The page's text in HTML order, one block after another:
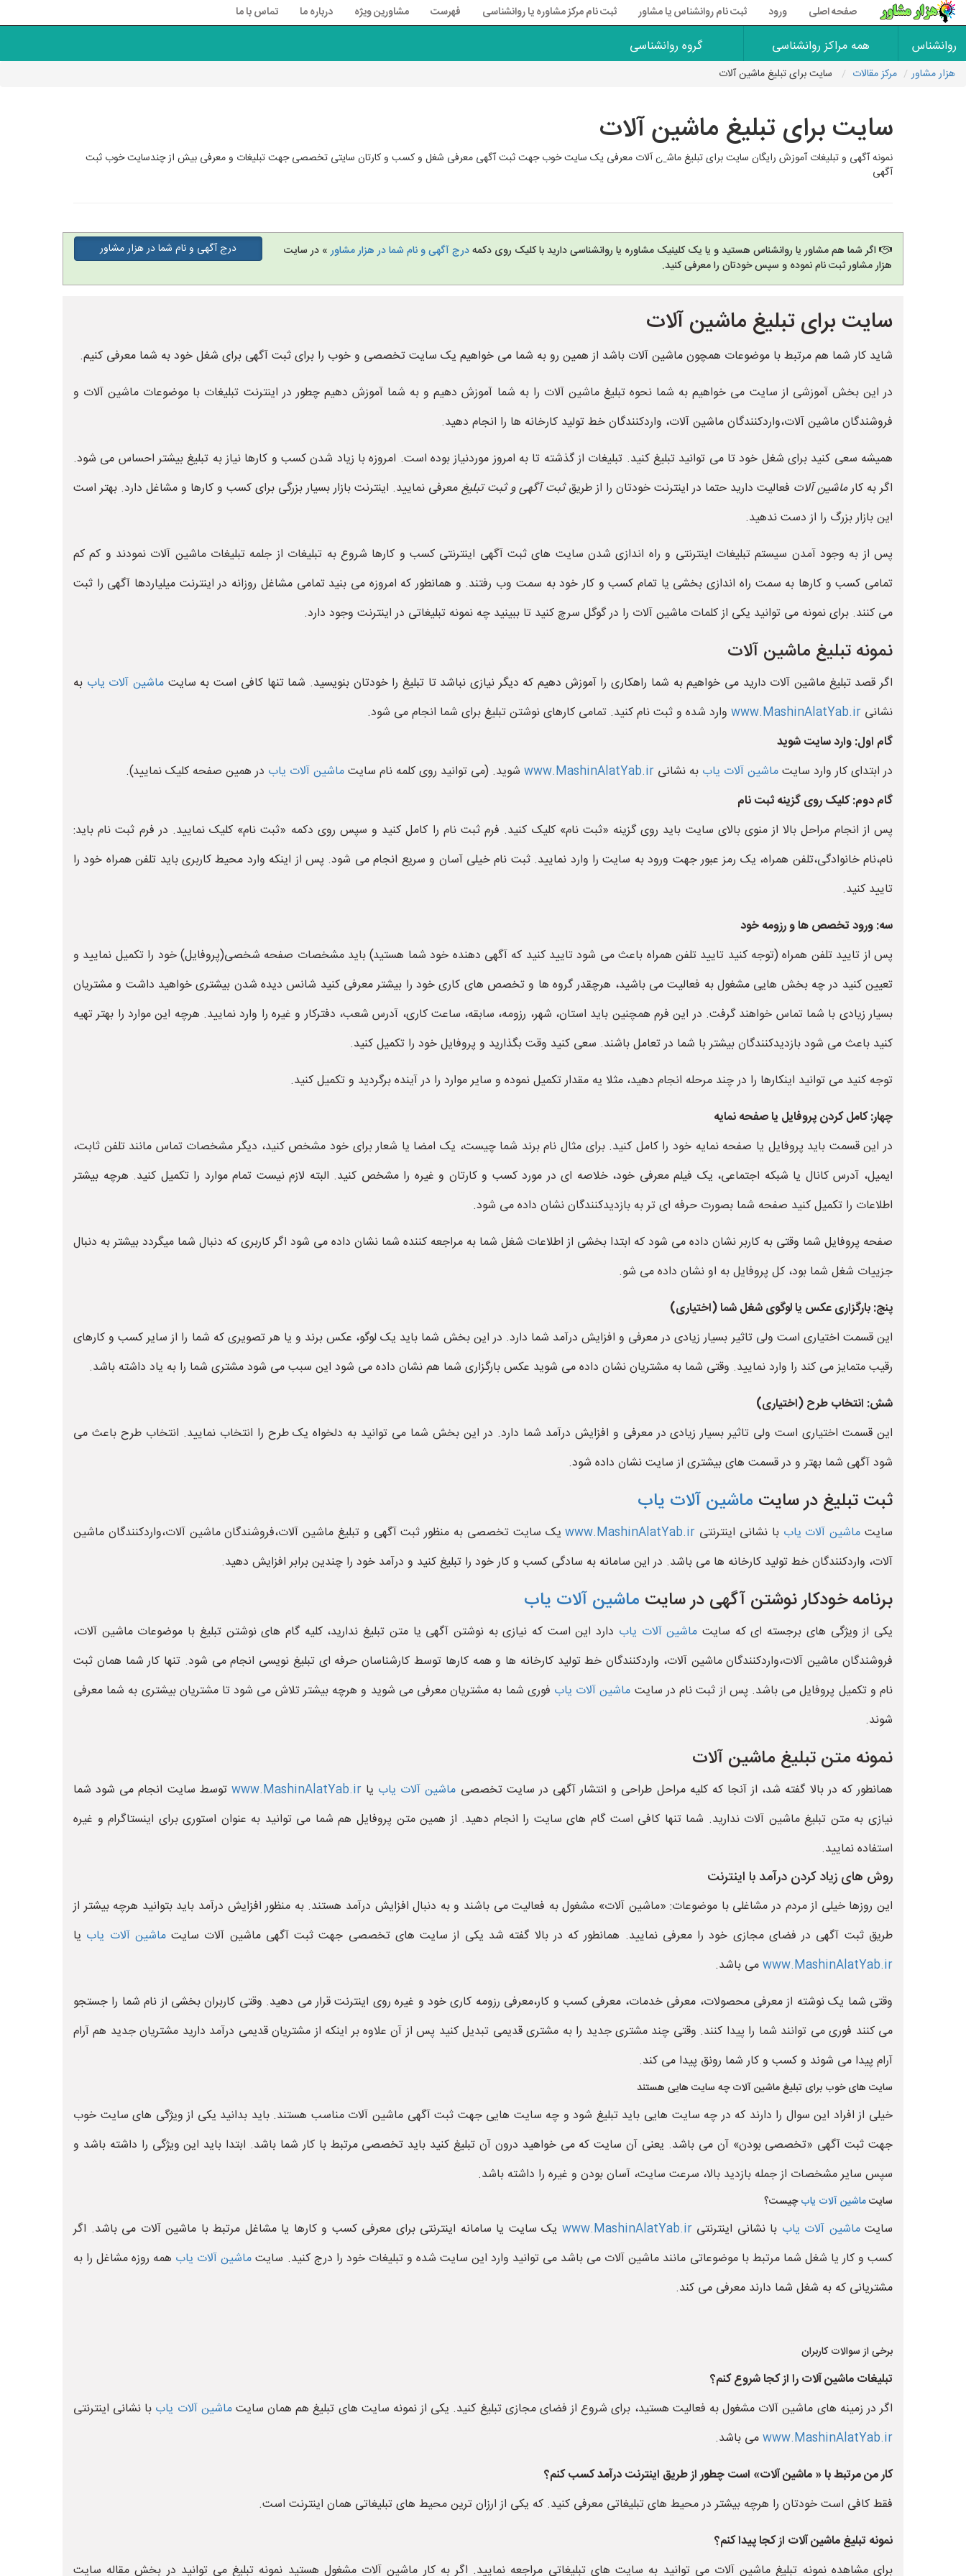
صفحه اصلی ورود ثبت نام روانشناس یا مشاور ثبت نام مرکز مشاوره یا روانشناسی فهرست مشاورین ویژه درباره ما تماس با ما
روانشناس همه مراکز روانشناسی گروه روانشناسی
هزار مشاور مرکز مقالات سایت برای تبلیغ ماشین آلات
سایت برای تبلیغ ماشین آلات
نمونه آگهی و تبلیغات آموزش رایگان سایت برای تبلیغ ماشین آلات معرفی یک سایت خوب جهت ثبت آگهی معرفی شغل و کسب و کارتان سایتی تخصصی جهت تبلیغات و معرفی بیش از چندسایت خوب ثبت
آگهی
اگر شما هم مشاور یا روانشناس هستید و یا یک کلینیک مشاوره یا روانشناسی دارید با کلیک روی دکمهدرج آگهی و نام شما در هزار مشاور» در سایت
هزار مشاور ثبت نام نموده و سپس خودتان را معرفی کنید.
درج آگهی و نام شما در هزار مشاور
سایت برای تبلیغ ماشین آلات
شاید کار شما هم مرتبط با موضوعات همچون ماشین آلات باشد از همین رو به شما می خواهیم یک سایت تخصصی و خوب را برای ثبت آگهی برای شغل خود به شما معرفی کنیم.
در این بخش آموزشی از سایت می خواهیم به شما نحوه تبلیغ ماشین آلات را به شما آموزش دهیم و به شما آموزش دهیم چطور در اینترنت تبلیغات با موضوعات ماشین آلات و
فروشندگان ماشین آلات،واردکنندگان ماشین آلات، واردکنندگان خط تولید کارخانه ها را انجام دهید.
همیشه سعی کنید برای شغل خود تا می توانید تبلیغ کنید. تبلیغات از گذشته تا به امروز موردنیاز بوده است. امروزه با زیاد شدن کسب و کارها نیاز به تبلیغ بیشتر احساس می شود.
اگر به کارماشین آلات فعالیت دارید حتما در اینترنت خودتان را از طریقثبت آگهی و ثبت تبلیغمعرفی نمایید. اینترنت بازار بسیار بزرگی برای کسب و کارها و مشاغل دارد. بهتر است
این بازار بزرگ را از دست ندهید.
پس از به وجود آمدن سیستم تبلیغات اینترنتی و راه اندازی شدن سایت های ثبت آگهی اینترنتی کسب و کارها شروع به تبلیغات از جلمه تبلیغات ماشین آلات نمودند و کم کم
تمامی کسب و کارها به سمت راه اندازی بخشی یا تمام کسب و کار خود به سمت وب رفتند. و همانطور که امروزه می بنید تمامی مشاغل روزانه در اینترنت میلیاردها آگهی را ثبت
می کنند. برای نمونه می توانید یکی از کلمات ماشین آلات را در گوگل سرچ کنید تا ببینید چه نمونه تبلیغاتی در اینترنت وجود دارد.
نمونه تبلیغ ماشین آلات
اگر قصد تبلیغ ماشین آلات دارید می خواهیم به شما راهکاری را آموزش دهیم که دیگر نیازی نباشد تا تبلیغ را خودتان بنویسید. شما تنها کافی است به سایت ماشین آلات یاب به
نشانی www.MashinAlatYab.ir وارد شده و ثبت نام کنید. تمامی کارهای نوشتن تبلیغ برای شما انجام می شود.
گام اول: وارد سایت شوید
در ابتدای کار وارد سایتماشین آلات یاب به نشانی www.MashinAlatYab.ir شوید. (می توانید روی کلمه نام سایتماشین آلات یاب در همین صفحه کلیک نمایید).
گام دوم: کلیک روی گزینه ثبت نام
پس از انجام مراحل بالا از منوی بالای سایت باید روی گزینه «ثبت نام» کلیک کنید. فرم ثبت نام را کامل کنید و سپس روی دکمه «ثبت نام» کلیک نمایید. در فرم ثبت نام باید:
نام،نام خانوادگی،تلفن همراه، یک رمز عبور جهت ورود به سایت را وارد نمایید. ثبت نام خیلی آسان و سریع انجام می شود. پس از اینکه وارد محیط کاربری باید تلفن همراه خود را
تایید کنید.
سه: ورود تخصص ها و رزومه خود
پس از تایید تلفن همراه (توجه کنید تایید تلفن همراه باعث می شود تایید کنید که آگهی دهنده خود شما هستید) باید مشخصات صفحه شخصی(پروفایل) خود را تکمیل نمایید و
تعیین کنید در چه بخش هایی مشغول به فعالیت می باشید، هرچقدر گروه ها و تخصص های کاری خود را بیشتر معرفی کنید شانس دیده شدن بیشتری خواهید داشت و مشتریان
بسیار زیادی با شما تماس خواهند گرفت. در این فرم همچنین باید استان، شهر، رزومه، سابقه، ساعت کاری، آدرس شعب، دفترکار و غیره را وارد نمایید. هرچه این موارد را بهتر تهیه
کنید باعث می شود بازدیدکنندگان بیشتر با شما در تعامل باشند. سعی کنید وقت بگذارید و پروفایل خود را تکمیل کنید.
توجه کنید می توانید اینکارها را در چند مرحله انجام دهید، مثلا یه مقدار تکمیل نموده و سایر موارد را در آینده برگردید و تکمیل کنید.
چهار: کامل کردن پروفایل یا صفحه نمایه
در این قسمت باید پروفایل یا صفحه نمایه خود را کامل کنید. برای مثال نام برند شما چیست، یک امضا یا شعار برای خود مشخص کنید، دیگر مشخصات تماس مانند تلفن ثابت،
ایمیل، آدرس کانال یا شبکه اجتماعی، یک فیلم معرفی خود، خلاصه ای در مورد کسب و کارتان و غیره را مشخص کنید. البته لازم نیست تمام موارد را تکمیل کنید. هرچه بیشتر
اطلاعات را تکمیل کنید صفحه شما بصورت حرفه ای تر به بازدیدکنندگان نشان داده می شود.
صفحه پروفایل شما وقتی به کاربر نشان داده می شود که ابتدا بخشی از اطلاعات شغل شما به مراجعه کننده شما نشان داده می شود اگر کاربری که دنبال شما میگردد بیشتر به دنبال
جزییات شغل شما بود، کل پروفایل به او نشان داده می شو.
پنج: بارگزاری عکس یا لوگوی شغل شما (اختیاری)
این قسمت اختیاری است ولی تاثیر بسیار زیادی در معرفی و افزایش درآمد شما دارد. در این بخش شما باید یک لوگو، عکس برند و یا هر تصویری که شما را از سایر کسب و کارهای
رقیب متمایز می کند را وارد نمایید. وقتی شما به مشتریان نشان داده می شوید عکس بارگزاری شما هم نشان داده می شود این سبب می شود مشتری شما را به یاد داشته باشد.
شش: انتخاب طرح (اختیاری)
این قسمت اختیاری است ولی تاثیر بسیار زیادی در معرفی و افزایش درآمد شما دارد. در این بخش شما می توانید به دلخواه یک طرح را انتخاب نمایید. انتخاب طرح باعث می
شود آگهی شما بهتر و در قسمت های بیشتری از سایت نشان داده شود.
ثبت تبلیغ در سایت ماشین آلات یاب
سایت ماشین آلات یاب با نشانی اینترنتی www.MashinAlatYab.irیک سایت تخصصی به منظور ثبت آگهی و تبلیغ ماشین آلات،فروشندگان ماشین آلات،واردکنندگان ماشین
آلات، واردکنندگان خط تولید کارخانه ها می باشد. در این سامانه به سادگی کسب و کار خود را تبلیغ کنید و درآمد خود را چندین برابر افزایش دهید.
برنامه خودکار نوشتن آگهی در سایت ماشین آلات یاب
یکی از ویژگی های برجسته ای که سایت ماشین آلات یاب دارد این است که نیازی به نوشتن آگهی یا متن تبلیغ ندارید، کلیه گام های نوشتن تبلیغ با موضوعات ماشین آلات،
فروشندگان ماشین آلات،واردکنندگان ماشین آلات، واردکنندگان خط تولید کارخانه ها و همه کارها توسط کارشناسان حرفه ای تبلیغ نویسی انجام می شود. تنها کار شما همان ثبت
نام و تکمیل پروفایل می باشد. پس از ثبت نام در سایت ماشین آلات یاب فوری شما به مشتریان معرفی می شوید و هرچه بیشتر تلاش می شود تا مشتریان بیشتری به شما معرفی
شوند.
نمونه متن تبلیغ ماشین آلات
همانطور که در بالا گفته شد، از آنجا که کلیه مراحل طراحی و انتشار آگهی در سایت تخصصی ماشین آلات یاب یاwww.MashinAlatYab.ir توسط سایت انجام می شود شما
نیازی به متن تبلیغ ماشین آلات ندارید. شما تنها کافی است گام های سایت را انجام دهید. از همین متن پروفایل هم شما می توانید به عنوان استوری برای اینستاگرام و غیره
استفاده نمایید.
روش های زیاد کردن درآمد با اینترنت
این روزها خیلی از مردم در مشاغلی با موضوعات: «ماشین آلات» مشغول به فعالیت می باشند و به دنبال افزایش درآمد هستند. به منظور افزایش درآمد باید بتوانید هرچه بیشتر از
طریق ثبت آگهی در فضای مجازی خود را معرفی نمایید. همانطور که در بالا گفته شد یکی از سایت های تخصصی جهت ثبت آگهی ماشین آلات سایتماشین آلات یاب یا
www.MashinAlatYab.irمی باشد.
وقتی شما یک نوشته از معرفی محصولات، معرفی خدمات، معرفی کسب و کار،معرفی رزومه کاری خود و غیره روی اینترنت قرار می دهید. وقتی کاربران بخشی از نام شما را جستجو
می کنند فوری می توانند شما را پیدا کنند. وقتی چند مشتری جدید را به مشتری قدیمی تبدیل کنید پس از آن علاوه بر اینکه از مشتریان قدیمی درآمد دارید مشتریان جدید هم آرام
آرام پیدا می شوند و کسب و کار شما رونق پیدا می کند.
سایت های خوب برای تبلیغ ماشین آلات چه سایت هایی هستند
خیلی از افراد این سوال را دارند که در چه سایت هایی باید تبلیغ شود و چه سایت هایی جهت ثبت آگهی ماشین آلات مناسب هستند. باید بدانید یکی از ویژگی های سایت خوب
جهت ثبت آگهی «تخصصی بودن» آن می باشد. یعنی آن سایت که می خواهید درون آن تبلیغ کنید باید تخصصی مرتبط با کار شما باشد. ابتدا باید این ویژگی را داشته باشد و
سپس سایر مشخصات از جمله بازدید بالا، سرعت سایت، آسان بودن و غیره را داشته باشد.
سایتماشین آلات یابچیست؟
سایتماشین آلات یاب با نشانی اینترنتیwww.MashinAlatYab.ir یک سایت یا سامانه اینترنتی برای معرفی کسب و کارها یا مشاغل مرتبط با ماشین آلات می باشد. اگر
کسب و کار یا شغل شما مرتبط با موضوعاتی مانند ماشین آلات می باشد می توانید وارد این سایت شده و تبلیغات خود را درج کنید. سایتماشین آلات یاب همه روزه مشاغل را به
مشتریانی که به شغل شما دارند معرفی می کند.
برخی از سوالات کاربران
تبلیغات ماشین آلات را از کجا شروع کنم؟
اگر در زمینه های ماشین آلات مشغول به فعالیت هستید، برای شروع از فضای مجازی تبلیغ کنید. یکی از نمونه سایت های تبلیغ هم همان سایتماشین آلات یاب با نشانی اینترنتی
www.MashinAlatYab.irمی باشد.
کار من مرتبط با « ماشین آلات» است چطور از طریق اینترنت درآمد کسب کنم؟
فقط کافی است خودتان را هرچه بیشتر در محیط های تبلیغاتی معرفی کنید. که یکی از ارزان ترین محیط های تبلیغاتی همان اینترنت است.
نمونه تبلیغ ماشین آلات از کجا پیدا کنم؟
برای مشاهده نمونه تبلیغ ماشین آلات می توانید به سایت های تبلیغاتی مراجعه نمایید. اگر به کار ماشین آلات مشغول هستید نمونه تبلیغ می توانید در بخش مقاله سایت